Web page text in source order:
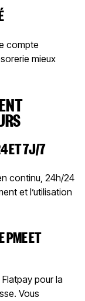
compte
mieux
ET 7J/7
continu, 24h/24
et l’utilisation
PME ET
pour la
Vous